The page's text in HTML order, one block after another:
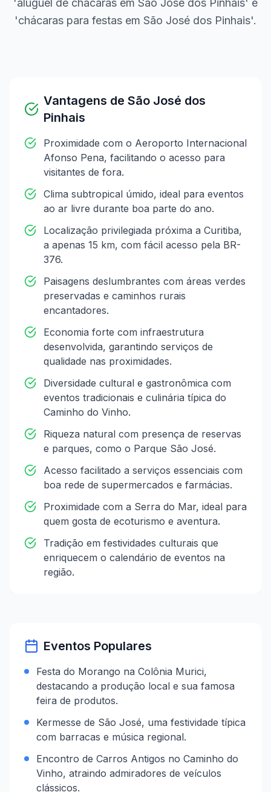
'aluguel de chácaras em São José dos Pinhais' e
'chácaras para festas em São José dos Pinhais'.
Vantagens de São José dos
Pinhais
Proximidade com o Aeroporto Internacional
Afonso Pena, facilitando o acesso para
visitantes de fora.
Clima subtropical úmido, ideal para eventos
ao ar livre durante boa parte do ano.
Localização privilegiada próxima a Curitiba,
a apenas 15 km, com fácil acesso pela BR-
376.
Paisagens deslumbrantes com áreas verdes
preservadas e caminhos rurais
encantadores.
Economia forte com infraestrutura
desenvolvida, garantindo serviços de
qualidade nas proximidades.
Diversidade cultural e gastronômica com
eventos tradicionais e culinária típica do
Caminho do Vinho.
Riqueza natural com presença de reservas
e parques, como o Parque São José.
Acesso facilitado a serviços essenciais com
boa rede de supermercados e farmácias.
Proximidade com a Serra do Mar, ideal para
quem gosta de ecoturismo e aventura.
Tradição em festividades culturais que
enriquecem o calendário de eventos na
região.
Eventos Populares
Festa do Morango na Colônia Murici,
destacando a produção local e sua famosa
feira de produtos.
Kermesse de São José, uma festividade típica
com barracas e música regional.
Encontro de Carros Antigos no Caminho do
Vinho, atraindo admiradores de veículos
clássicos.